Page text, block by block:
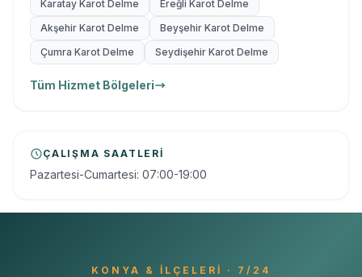
Karatay Karot Delme
Ereğli Karot Delme
Akşehir Karot Delme
Beyşehir Karot Delme
Çumra Karot Delme
Seydişehir Karot Delme
Tüm Hizmet Bölgeleri
ÇALIŞMA SAATLERI
Pazartesi-Cumartesi: 07:00-19:00
KONYA & İLÇELERI · 7/24